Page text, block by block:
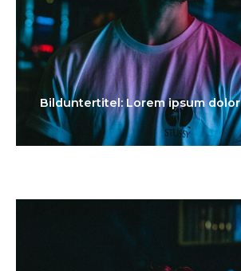
Bilduntertitel: Lorem ipsum dolor